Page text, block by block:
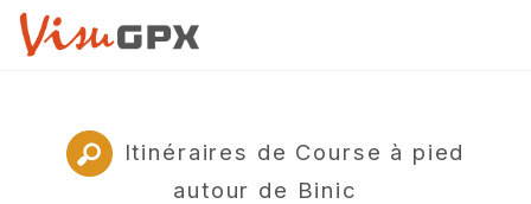
Itinéraires de Course à pied
autour de Binic